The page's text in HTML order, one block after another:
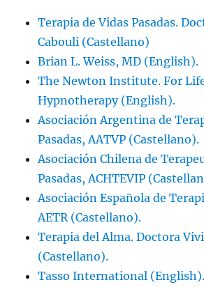
Terapia de Vidas Pasadas.
Cabouli (Castellano)
Brian L. Weiss, MD (English).
The Newton Institute. For
Hypnotherapy (English).
Asociación Argentina de
Pasadas, AATVP (Castellano).
Asociación Chilena de
Pasadas, ACHTEVIP
Asociación Española de
AETR (Castellano).
Terapia del Alma. Doctora
(Castellano).
Tasso International (English).